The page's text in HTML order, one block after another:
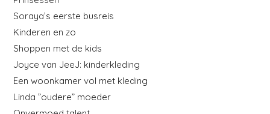
Soraya’s eerste busreis
Kinderen en zo
Shoppen met de kids
Joyce van JeeJ: kinderkleding
Een woonkamer vol met kleding
Linda ”oudere” moeder